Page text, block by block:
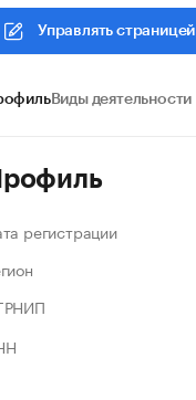
Управлять страницей
Виды деятельности
регистрации